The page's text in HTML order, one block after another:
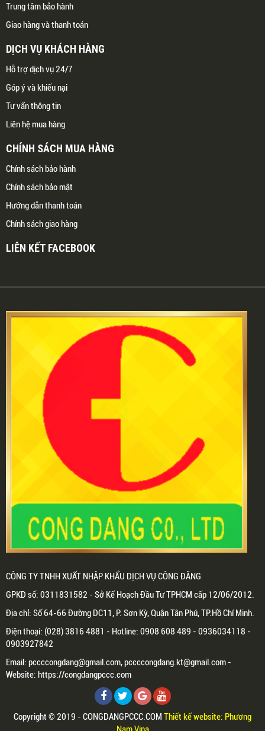
Trung tâm bảo hành
Giao hàng và thanh toán
DỊCH VỤ KHÁCH HÀNG
Hỗ trợ dịch vụ 24/7
Góp ý và khiếu nại
Tư vấn thông tin
Liên hệ mua hàng
CHÍNH SÁCH MUA HÀNG
Chính sách bảo hành
Chính sách bảo mật
Hướng dẫn thanh toán
Chính sách giao hàng
LIÊN KẾT FACEBOOK
CÔNG TY TNHH XUẤT NHẬP KHẨU DỊCH VỤ CÔNG ĐĂNG
GPKD số: 0311831582 - Sở Kế Hoạch Đầu Tư TPHCM cấp 12/06/2012.
Địa chỉ: Số 64-66 Đường DC11, P. Sơn Kỳ, Quận Tân Phú, TP.Hồ Chí Minh.
Điện thoại: (028) 3816 4881 - Hotline: 0908 608 489 - 0936034118 -
0903927842
Email: pccccongdang@gmail.com, pccccongdang.kt@gmail.com -
Website: https://congdangpccc.com
Copyright © 2019 - CONGDANGPCCC.COM Thiết kế website: Phương